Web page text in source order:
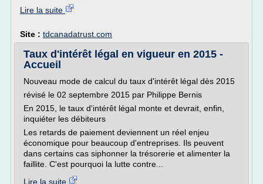
Lire la suite
Site : tdcanadatrust.com
Taux d'intérêt légal en vigueur en 2015 -
Accueil
Nouveau mode de calcul du taux d'intérêt légal dès 2015
révisé le 02 septembre 2015 par Philippe Bernis
En 2015, le taux d'intérêt légal monte et devrait, enfin,
inquiéter les débiteurs
Les retards de paiement deviennent un réel enjeu
économique pour beaucoup d'entreprises. Ils peuvent
dans certains cas siphonner la trésorerie et alimenter la
faillite. C'est pourquoi la lutte contre...
Lire la suite